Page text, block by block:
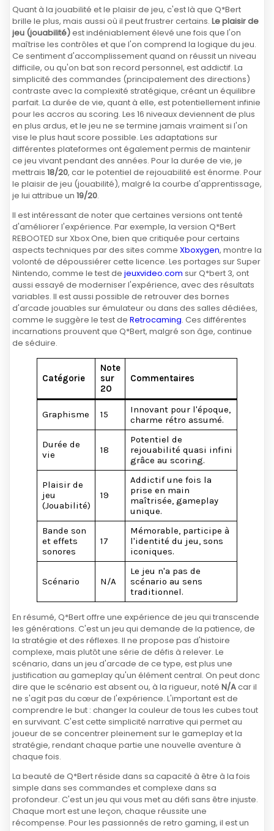
Quant à la jouabilité et le plaisir de jeu, c'est là que Q*Bert
brille le plus, mais aussi où il peut frustrer certains. Le plaisir de
jeu (jouabilité)est indéniablement élevé une fois que l'on
maîtrise les contrôles et que l'on comprend la logique du jeu.
Ce sentiment d'accomplissement quand on réussit un niveau
difficile, ou qu'on bat son record personnel, est addictif. La
simplicité des commandes (principalement des directions)
contraste avec la complexité stratégique, créant un équilibre
parfait. La durée de vie, quant à elle, est potentiellement infinie
pour les accros au scoring. Les 16 niveaux deviennent de plus
en plus ardus, et le jeu ne se termine jamais vraiment si l'on
vise le plus haut score possible. Les adaptations sur
différentes plateformes ont également permis de maintenir
ce jeu vivant pendant des années. Pour la durée de vie, je
mettrais 18/20, car le potentiel de rejouabilité est énorme. Pour
le plaisir de jeu (jouabilité), malgré la courbe d'apprentissage,
je lui attribue un 19/20.
Il est intéressant de noter que certaines versions ont tenté
d'améliorer l'expérience. Par exemple, la version Q*Bert
REBOOTED sur Xbox One, bien que critiquée pour certains
aspects techniques par des sites comme Xboxygen, montre la
volonté de dépoussiérer cette licence. Les portages sur Super
Nintendo, comme le test de jeuxvideo.com sur Q*bert 3, ont
aussi essayé de moderniser l'expérience, avec des résultats
variables. Il est aussi possible de retrouver des bornes
d'arcade jouables sur émulateur ou dans des salles dédiées,
comme le suggère le test de Retrocaming. Ces différentes
incarnations prouvent que Q*Bert, malgré son âge, continue
de séduire.
Catégorie
Note
sur
20
Commentaires
Graphisme 15
Innovant pour l'époque,
charme rétro assumé.
Durée de
vie
18
Potentiel de
rejouabilité quasi infini
grâce au scoring.
Plaisir de
jeu
(Jouabilité)
19
Addictif une fois la
prise en main
maîtrisée, gameplay
unique.
Bande son
et effets
sonores
17
Mémorable, participe à
l'identité du jeu, sons
iconiques.
Scénario N/A
Le jeu n'a pas de
scénario au sens
traditionnel.
En résumé, Q*Bert offre une expérience de jeu qui transcende
les générations. C'est un jeu qui demande de la patience, de
la stratégie et des réflexes. Il ne propose pas d'histoire
complexe, mais plutôt une série de défis à relever. Le
scénario, dans un jeu d'arcade de ce type, est plus une
justification au gameplay qu'un élément central. On peut donc
dire que le scénario est absent ou, à la rigueur, noté N/Acar il
ne s'agit pas du cœur de l'expérience. L'important est de
comprendre le but : changer la couleur de tous les cubes tout
en survivant. C'est cette simplicité narrative qui permet au
joueur de se concentrer pleinement sur le gameplay et la
stratégie, rendant chaque partie une nouvelle aventure à
chaque fois.
La beauté de Q*Bert réside dans sa capacité à être à la fois
simple dans ses commandes et complexe dans sa
profondeur. C'est un jeu qui vous met au défi sans être injuste.
Chaque mort est une leçon, chaque réussite une
récompense. Pour les passionnés de retro gaming, il est un